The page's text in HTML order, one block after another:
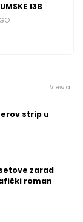
13B
View all
strip u
zarad
roman